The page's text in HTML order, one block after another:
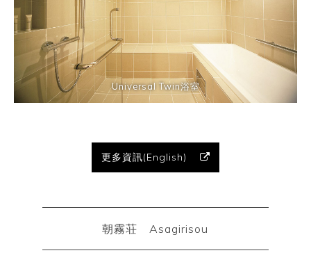
Universal Twin浴室
更多資訊(English)
朝霧荘 Asagirisou